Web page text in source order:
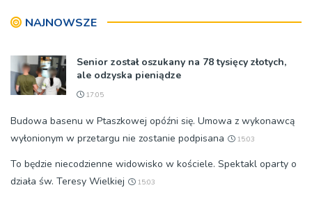
NAJNOWSZE
Senior został oszukany na 78 tysięcy złotych,
ale odzyska pieniądze
17:05
Budowa basenu w Ptaszkowej opóźni się. Umowa z wykonawcą
wyłonionym w przetargu nie zostanie podpisana
15:03
To będzie niecodzienne widowisko w kościele. Spektakl oparty o
działa św. Teresy Wielkiej
15:03